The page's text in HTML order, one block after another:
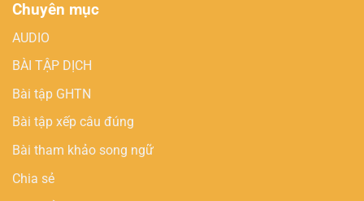
Chuyên mục
AUDIO
BÀI TẬP DỊCH
Bài tập GHTN
Bài tập xếp câu đúng
Bài tham khảo song ngữ
Chia sẻ